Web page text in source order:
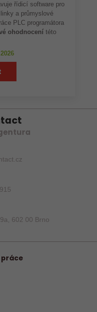
řídicí software pro
a průmyslové
PLC programátora
ohodnocení této
602 00 Brno